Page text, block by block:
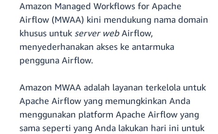
Amazon Managed Workflows for Apache
Airflow (MWAA) kini mendukung nama domain
khusus untuk server webAirflow,
menyederhanakan akses ke antarmuka
pengguna Airflow.
Amazon MWAA adalah layanan terkelola untuk
Apache Airflow yang memungkinkan Anda
menggunakan platform Apache Airflow yang
sama seperti yang Anda lakukan hari ini untuk